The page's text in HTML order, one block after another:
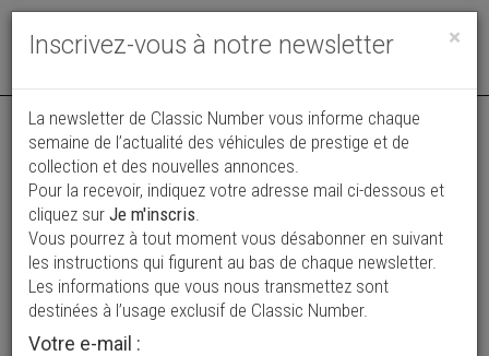
Toggle
Vos annonces vues par
plus de 4 millions de collectionneurs
Ajouter une annonce
×
Inscrivez-vous à notre newsletter
La newsletter de Classic Number vous informe chaque
semaine de l’actualité des véhicules de prestige et de
collection et des nouvelles annonces.
Pour la recevoir, indiquez votre adresse mail ci-dessous et
cliquez sur Je m'inscris.
Vous pourrez à tout moment vous désabonner en suivant
les instructions qui figurent au bas de chaque newsletter.
Les informations que vous nous transmettez sont
destinées à l’usage exclusif de Classic Number.
Votre e-mail :